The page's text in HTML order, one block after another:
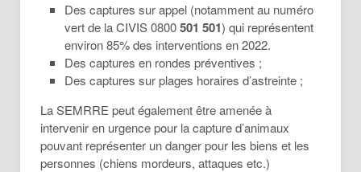
Des captures sur appel (notamment au numéro
vert de la CIVIS 0800501 501) qui représentent
environ 85% des interventions en 2022.
Des captures en rondes préventives ;
Des captures sur plages horaires d’astreinte ;
La SEMRRE peut également être amenée à
intervenir en urgence pour la capture d’animaux
pouvant représenter un danger pour les biens et les
personnes (chiens mordeurs, attaques etc.)